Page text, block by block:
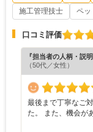
施工管理技士
ペッ
口コミ評価
『担当者の人柄・説
（50代／女性）
最後まで丁寧なご
た。 また、機会が